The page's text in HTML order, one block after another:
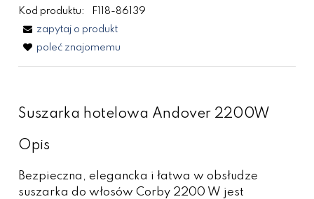
Kod produktu:
F118-86139
zapytaj o produkt
poleć znajomemu
Suszarka hotelowa Andover 2200W
Opis
Bezpieczna, elegancka i łatwa w obsłudze
suszarka do włosów Corby 2200 W jest